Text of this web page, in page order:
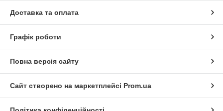
Доставка та оплата
Графік роботи
Повна версія сайту
Сайт створено на маркетплейсі Prom.ua